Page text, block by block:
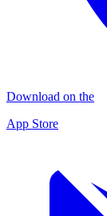
Download on the
App Store